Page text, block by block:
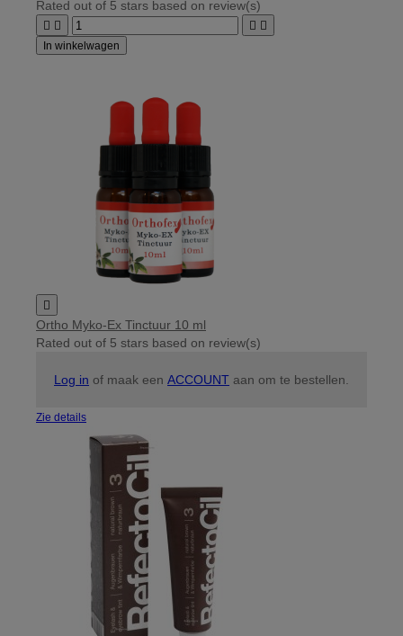
Rated out of 5 stars based on review(s)
   
In winkelwagen

Ortho Myko-Ex Tinctuur 10 ml
Rated out of 5 stars based on review(s)
Log in of maak een ACCOUNT aan om te bestellen.
Zie details